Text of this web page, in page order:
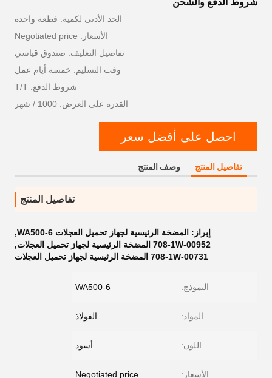
شروط الدفع والشحن
الحد الأدنى لكمية: قطعة واحدة
الأسعار: Negotiated price
تفاصيل التغليف: صندوق قياسي
وقت التسليم: خمسة أيام عمل
شروط الدفع: T/T
القدرة على العرض: 1000 / شهر
احصل على أفضل سعر
تفاصيل المنتج وصف المنتج
تفاصيل المنتج
إبراز: المضخة الرئيسية لجهاز تحميل العجلات WA500-6
,
708-1W-00952 المضخة الرئيسية لجهاز تحميل العجلات
,
708-1W-00731 المضخة الرئيسية لجهاز تحميل العجلات
النموذج: WA500-6
المواد: الفولاذ
اللون: أسود
الأسعار: Negotiated price